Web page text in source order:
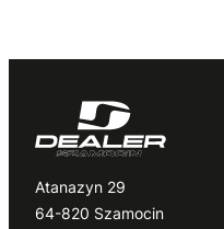
Atanazyn 29
64-820 Szamocin